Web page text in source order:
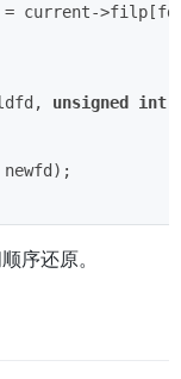
= current-
unsigned int
序还原。